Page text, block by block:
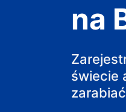
na
świecie